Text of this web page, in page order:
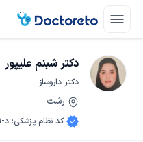
دکتر شبنم علیپور
دکتر داروساز
رشت
کد نظام پزشکی: د-34451